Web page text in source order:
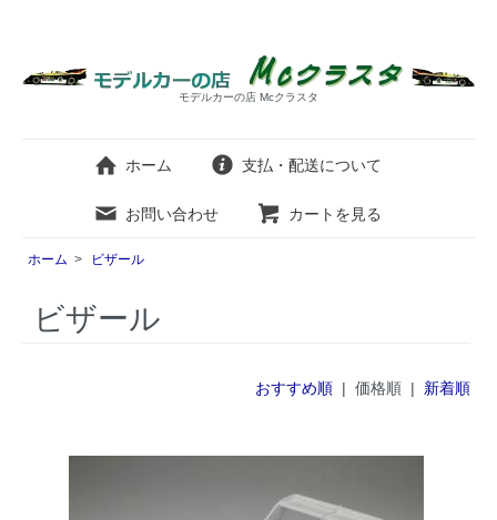
モデルカーの店 Mcクラスタ
ホーム 支払・配送について
お問い合わせ カートを見る
ホーム > ビザール
ビザール
おすすめ順| 価格順 | 新着順